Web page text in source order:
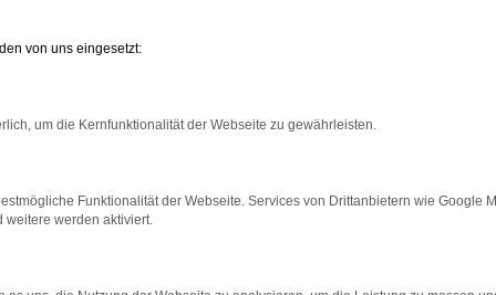
EXZELLENTE MOBILITÄT
einen Škoda Fabia Neuwagen. Der Grund liegt unter
Entsprechend genießen Sie mit Ihrem Škoda Fabia
sich bereits darüber einig, dass ein Škoda Fabia Neuwagen
Neuwagen für Weißwasser bis ins kleinste Detail nach
beraten Sie gern.
von uns eingesetzt:
um die Kernfunktionalität der Webseite zu gewährleisten.
Funktionalität der Webseite. Services von Drittanbietern wie Google
weitere werden aktiviert.